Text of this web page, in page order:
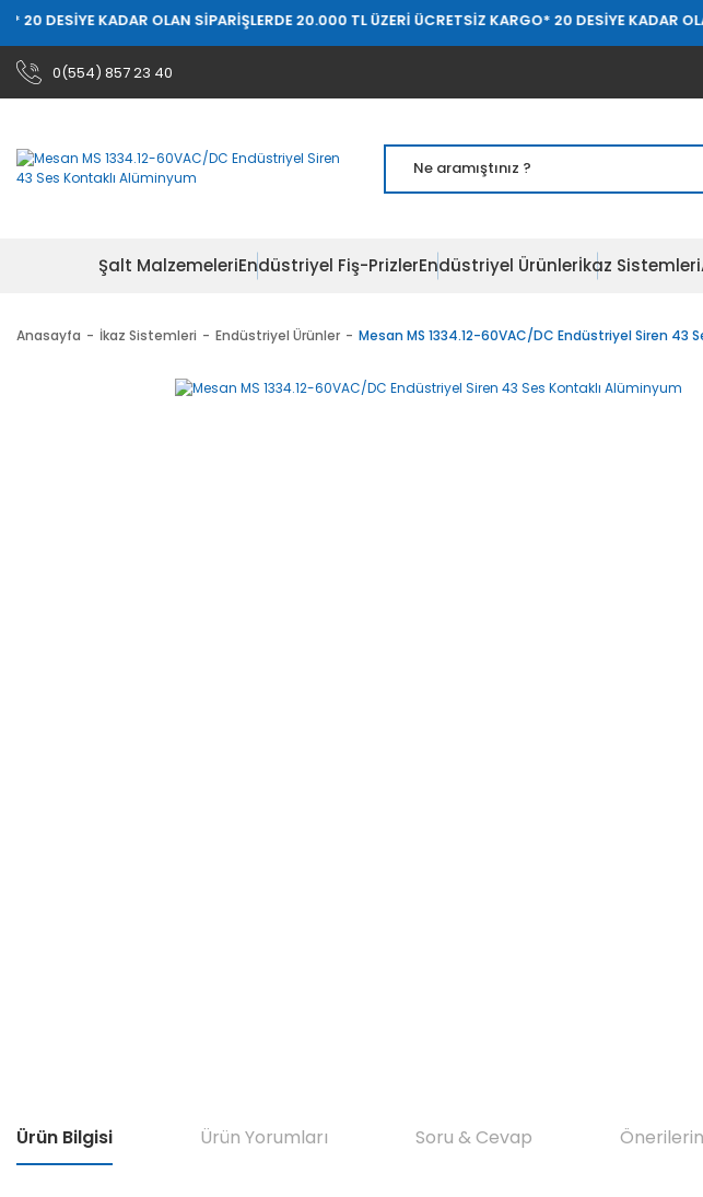
KADAR OLAN SİPARİŞLERDE 20.000 TL ÜZERİ ÜCRETSİZ KARGO* 20 DESİYE KADAR OLAN
0(554) 857 23 40
Şalt MalzemeleriEndüstriyel Fiş-PrizlerEndüstriyel Ürünlerİkaz Sistemleri
Anasayfa İkaz Sistemleri Endüstriyel Ürünler Mesan MS 1334.12-60VAC/DC Endüstriyel Siren 43
Ürün Bilgisi Ürün Yorumları Soru & Cevap